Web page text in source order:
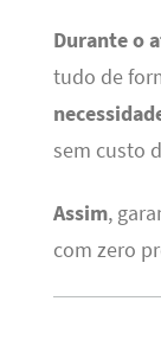
Durante o
tudo de
sem custo
Assim,
com zero